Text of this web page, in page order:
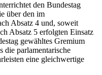
den Bundestag
über den im
Absatz 4 und, soweit
Absatz 5 erfolgten Einsatz
gewähltes Gremium
die parlamentarische
eine gleichwertige